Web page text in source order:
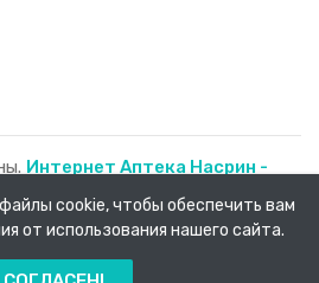
Интернет Аптека Насрин -
на дом!2026.
cookie, чтобы обеспечить вам
от использования нашего сайта.